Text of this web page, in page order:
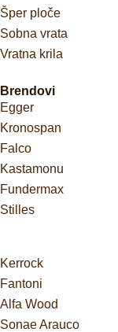
Šper ploče
Sobna vrata
Vratna krila
Brendovi
Egger
Kronospan
Falco
Kastamonu
Fundermax
Stilles
Kerrock
Fantoni
Alfa Wood
Sonae Arauco